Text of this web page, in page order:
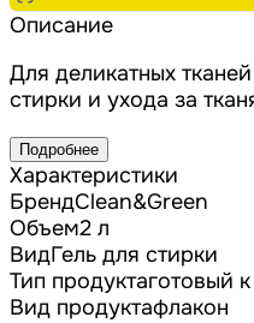
Описание
Для деликатных
стирки и ухода за
Подробнее
Характеристики
БрендClean&Green
Объем2 л
ВидГель для стирки
Тип продуктаготовый
Вид продуктафлакон